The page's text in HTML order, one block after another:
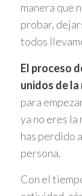
manera que
probar,
todos
El proceso
unidos de la
para
ya no eres la
has perdido
persona.
Con el